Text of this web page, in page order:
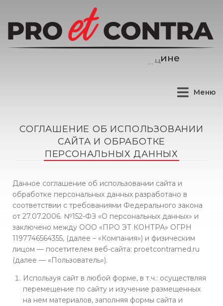
Меню
СОГЛАШЕНИЕ ОБ ИСПОЛЬЗОВАНИИ
САЙТА И ОБРАБОТКЕ
ПЕРСОНАЛЬНЫХ ДАННЫХ
Данное соглашение об использовании сайта и
обработке персональных данных разработано в
соответствии с требованиями Федерального закона
от 27.07.2006. №152-ФЗ «О персональных данных» и
заключено между ООО «ПРО ЭТ КОНТРА» ОГРН
1197746564355, (далее – «Компания») и физическим
лицом — посетителем веб-сайта: proetcontramed.ru
(далее — «Пользователь»).
Используя сайт в любой форме, в т.ч.: осуществляя
перемещение по сайту и изучение размещенных
на нем материалов, заполняя формы сайта и